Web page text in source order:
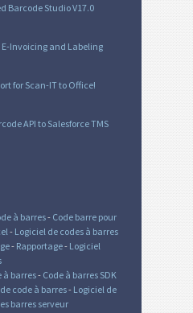
Barcode Studio V17.0
E-Invoicing and Labeling
for Scan-IT to Office!
API to Salesforce TMS
à barres- Code barre pour
- Logiciel de codes à barres
- Rapportage- Logiciel
à barres- Code à barres SDK
code à barres- Logiciel de
barres serveur